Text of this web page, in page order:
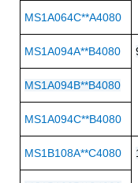
MS1A064C**A4080
MS1A094A**B4080
MS1A094B**B4080
MS1A094C**B4080
MS1B108A**C4080